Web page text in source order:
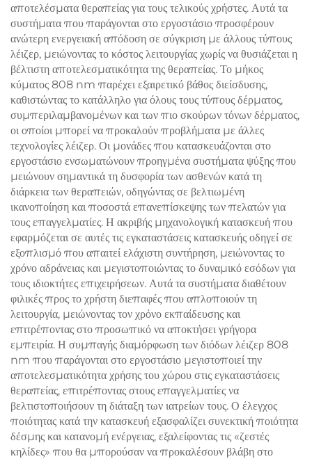
αποτελέσματα θεραπείας για τους τελικούς χρήστες. Αυτά τα
συστήματα που παράγονται στο εργοστάσιο προσφέρουν
ανώτερη ενεργειακή απόδοση σε σύγκριση με άλλους τύπους
λέιζερ, μειώνοντας το κόστος λειτουργίας χωρίς να θυσιάζεται η
βέλτιστη αποτελεσματικότητα της θεραπείας. Το μήκος
κύματος 808 nm παρέχει εξαιρετικό βάθος διείσδυσης,
καθιστώντας το κατάλληλο για όλους τους τύπους δέρματος,
συμπεριλαμβανομένων και των πιο σκούρων τόνων δέρματος,
οι οποίοι μπορεί να προκαλούν προβλήματα με άλλες
τεχνολογίες λέιζερ. Οι μονάδες που κατασκευάζονται στο
εργοστάσιο ενσωματώνουν προηγμένα συστήματα ψύξης που
μειώνουν σημαντικά τη δυσφορία των ασθενών κατά τη
διάρκεια των θεραπειών, οδηγώντας σε βελτιωμένη
ικανοποίηση και ποσοστά επανεπίσκεψης των πελατών για
τους επαγγελματίες. Η ακριβής μηχανολογική κατασκευή που
εφαρμόζεται σε αυτές τις εγκαταστάσεις κατασκευής οδηγεί σε
εξοπλισμό που απαιτεί ελάχιστη συντήρηση, μειώνοντας το
χρόνο αδράνειας και μεγιστοποιώντας το δυναμικό εσόδων για
τους ιδιοκτήτες επιχειρήσεων. Αυτά τα συστήματα διαθέτουν
φιλικές προς το χρήστη διεπαφές που απλοποιούν τη
λειτουργία, μειώνοντας τον χρόνο εκπαίδευσης και
επιτρέποντας στο προσωπικό να αποκτήσει γρήγορα
εμπειρία. Η συμπαγής διαμόρφωση των διόδων λέιζερ 808
nm που παράγονται στο εργοστάσιο μεγιστοποιεί την
αποτελεσματικότητα χρήσης του χώρου στις εγκαταστάσεις
θεραπείας, επιτρέποντας στους επαγγελματίες να
βελτιστοποιήσουν τη διάταξη των ιατρείων τους. Ο έλεγχος
ποιότητας κατά την κατασκευή εξασφαλίζει συνεκτική ποιότητα
δέσμης και κατανομή ενέργειας, εξαλείφοντας τις «ζεστές
κηλίδες» που θα μπορούσαν να προκαλέσουν βλάβη στο